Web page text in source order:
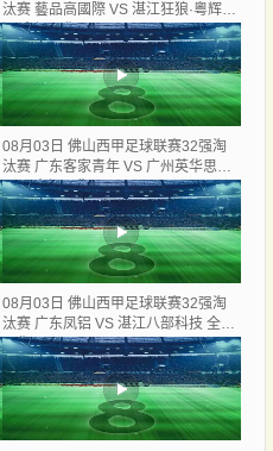
汰赛 藝品高國際 VS 湛江狂狼·粵辉能
源 全场录像
08月03日 佛山西甲足球联赛32强淘
汰赛 广东客家青年 VS 广州英华思力
U17 全场录像
08月03日 佛山西甲足球联赛32强淘
汰赛 广东凤铝 VS 湛江八部科技 全场
录像